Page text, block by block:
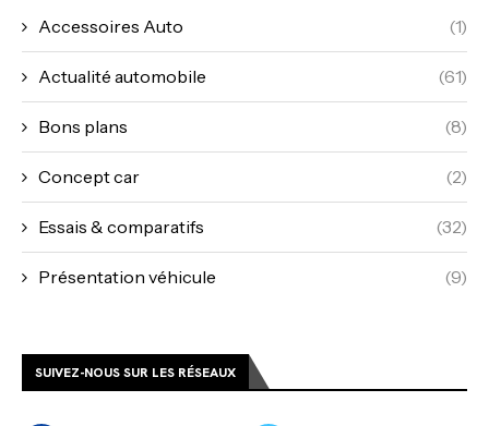
Accessoires Auto (1)
Actualité automobile (61)
Bons plans (8)
Concept car (2)
Essais & comparatifs (32)
Présentation véhicule (9)
SUIVEZ-NOUS SUR LES RÉSEAUX